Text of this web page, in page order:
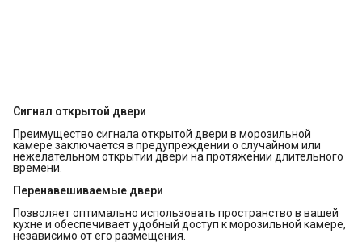
Сигнал открытой двери
Преимущество сигнала открытой двери в морозильной
камере заключается в предупреждении о случайном или
нежелательном открытии двери на протяжении длительного
времени.
Перенавешиваемые двери
Позволяет оптимально использовать пространство в вашей
кухне и обеспечивает удобный доступ к морозильной камере,
независимо от его размещения.